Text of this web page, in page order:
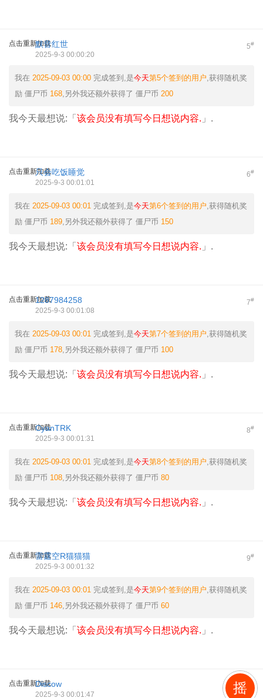
点击重新加载 5#
默音红世
2025-9-3 00:00:20
我在 2025-09-03 00:00 完成签到,是今天第5个签到的用户,获得随机奖
励 僵尸币 168,另外我还额外获得了 僵尸币 200
我今天最想说:「 该会员没有填写今日想说内容. 」.
点击重新加载 6#
只会吃饭睡觉
2025-9-3 00:01:01
我在 2025-09-03 00:01 完成签到,是今天第6个签到的用户,获得随机奖
励 僵尸币 189,另外我还额外获得了 僵尸币 150
我今天最想说:「 该会员没有填写今日想说内容. 」.
点击重新加载 7#
1287984258
2025-9-3 00:01:08
我在 2025-09-03 00:01 完成签到,是今天第7个签到的用户,获得随机奖
励 僵尸币 178,另外我还额外获得了 僵尸币 100
我今天最想说:「 该会员没有填写今日想说内容. 」.
点击重新加载 8#
CyanTRK
2025-9-3 00:01:31
我在 2025-09-03 00:01 完成签到,是今天第8个签到的用户,获得随机奖
励 僵尸币 108,另外我还额外获得了 僵尸币 80
我今天最想说:「 该会员没有填写今日想说内容. 」.
点击重新加载 9#
雷霆空R猫猫猫
2025-9-3 00:01:32
我在 2025-09-03 00:01 完成签到,是今天第9个签到的用户,获得随机奖
励 僵尸币 146,另外我还额外获得了 僵尸币 60
我今天最想说:「 该会员没有填写今日想说内容. 」.
点击重新加载 10 #
Discow
2025-9-3 00:01:47 摇